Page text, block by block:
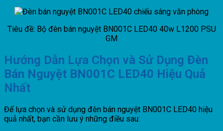
Tiêu đề: Bộ đèn bán nguyệt BN001C LED40 40w L1200 PSU
GM
Hướng Dẫn Lựa Chọn và Sử Dụng Đèn
Bán Nguyệt BN001C LED40 Hiệu Quả
Nhất
Để lựa chọn và sử dụng đèn bán nguyệt BN001C LED40 hiệu
quả nhất, bạn cần lưu ý những điều sau: